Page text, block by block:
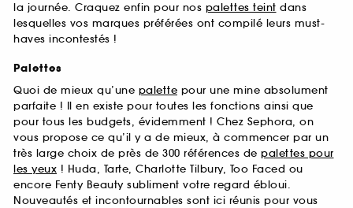
la journée. Craquez enfin pour nos palettes teint dans
lesquelles vos marques préférées ont compilé leurs must-
haves incontestés !
Palettes
Quoi de mieux qu’une palette pour une mine absolument
parfaite ! Il en existe pour toutes les fonctions ainsi que
pour tous les budgets, évidemment ! Chez Sephora, on
vous propose ce qu’il y a de mieux, à commencer par un
très large choix de près de 300 références de palettes pour
les yeux ! Huda, Tarte, Charlotte Tilbury, Too Faced ou
encore Fenty Beauty subliment votre regard ébloui.
Nouveautés et incontournables sont ici réunis pour vous